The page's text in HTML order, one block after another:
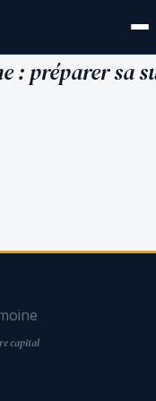
: préparer sa
capital